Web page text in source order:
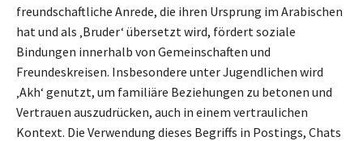
freundschaftliche Anrede, die ihren Ursprung im Arabischen
hat und als ‚Bruder‘ übersetzt wird, fördert soziale
Bindungen innerhalb von Gemeinschaften und
Freundeskreisen. Insbesondere unter Jugendlichen wird
‚Akh‘ genutzt, um familiäre Beziehungen zu betonen und
Vertrauen auszudrücken, auch in einem vertraulichen
Kontext. Die Verwendung dieses Begriffs in Postings, Chats